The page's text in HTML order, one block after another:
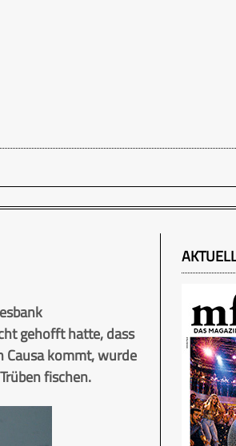
gehofft hatte, dass
Causa kommt, wurde
fischen.